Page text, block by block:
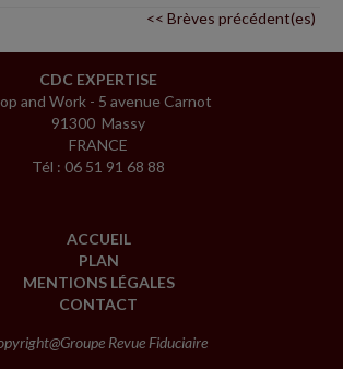
<< Brèves précédent(es)
CDC EXPERTISE
and Work - 5 avenue Carnot
91300 Massy
FRANCE
Tél : 06 51 91 68 88
ACCUEIL
PLAN
MENTIONS LÉGALES
CONTACT
Revue Fiduciaire